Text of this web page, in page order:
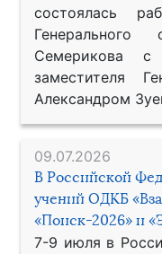
состоялась
Семерикова с
заместителя
Александром
09.07.2026
В Российской
учений ОДКБ
«Поиск-2026» и
7-9 июля в